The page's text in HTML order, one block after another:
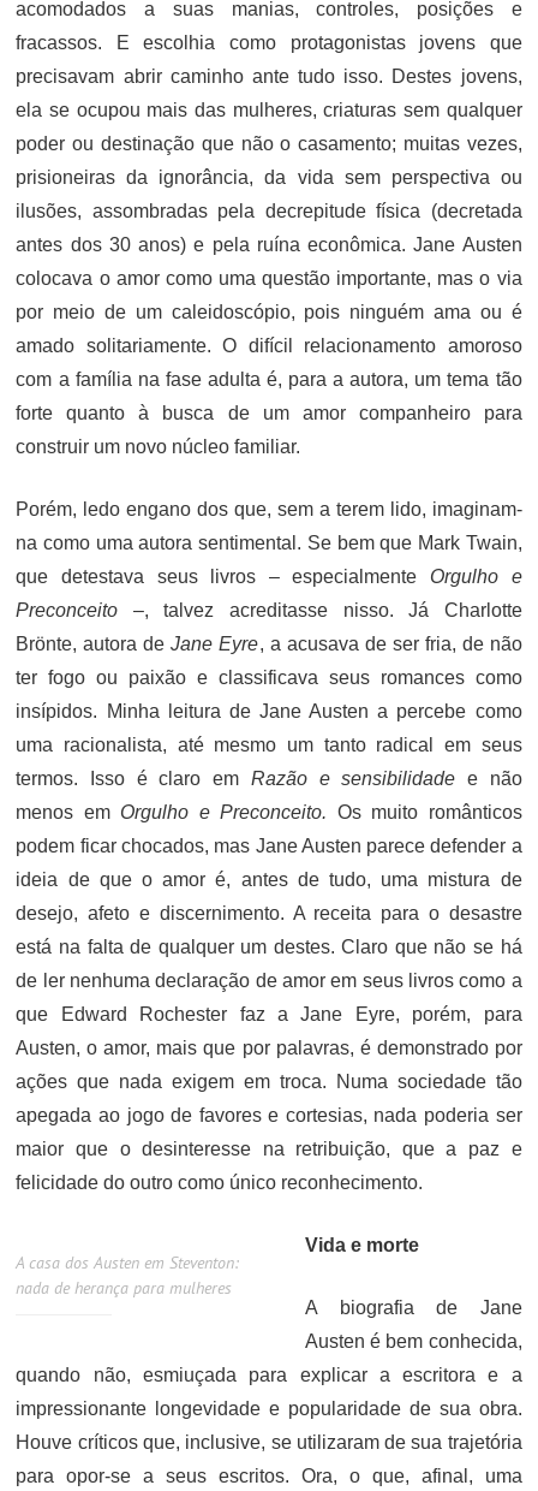
acomodados a suas manias, controles, posições e
fracassos. E escolhia como protagonistas jovens que
precisavam abrir caminho ante tudo isso. Destes jovens,
ela se ocupou mais das mulheres, criaturas sem qualquer
poder ou destinação que não o casamento; muitas vezes,
prisioneiras da ignorância, da vida sem perspectiva ou
ilusões, assombradas pela decrepitude física (decretada
antes dos 30 anos) e pela ruína econômica. Jane Austen
colocava o amor como uma questão importante, mas o via
por meio de um caleidoscópio, pois ninguém ama ou é
amado solitariamente. O difícil relacionamento amoroso
com a família na fase adulta é, para a autora, um tema tão
forte quanto à busca de um amor companheiro para
construir um novo núcleo familiar.
Porém, ledo engano dos que, sem a terem lido, imaginam-
na como uma autora sentimental. Se bem que Mark Twain,
que detestava seus livros – especialmente Orgulho e
Preconceito –, talvez acreditasse nisso. Já Charlotte
Brönte, autora deJane Eyre, a acusava de ser fria, de não
ter fogo ou paixão e classificava seus romances como
insípidos. Minha leitura de Jane Austen a percebe como
uma racionalista, até mesmo um tanto radical em seus
termos. Isso é claro em Razão e sensibilidade e não
menos em Orgulho e Preconceito. Os muito românticos
podem ficar chocados, mas Jane Austen parece defender a
ideia de que o amor é, antes de tudo, uma mistura de
desejo, afeto e discernimento. A receita para o desastre
está na falta de qualquer um destes. Claro que não se há
de ler nenhuma declaração de amor em seus livros como a
que Edward Rochester faz a Jane Eyre, porém, para
Austen, o amor, mais que por palavras, é demonstrado por
ações que nada exigem em troca. Numa sociedade tão
apegada ao jogo de favores e cortesias, nada poderia ser
maior que o desinteresse na retribuição, que a paz e
felicidade do outro como único reconhecimento.
A casa dos Austen em Steventon:
nada de herança para mulheres
Vida e morte
A biografia de Jane
Austen é bem conhecida,
quando não, esmiuçada para explicar a escritora e a
impressionante longevidade e popularidade de sua obra.
Houve críticos que, inclusive, se utilizaram de sua trajetória
para opor-se a seus escritos. Ora, o que, afinal, uma